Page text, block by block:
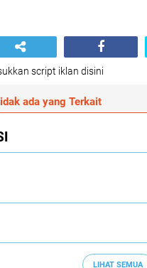
script iklan disini
ada yang Terkait
LIHAT SEMUA